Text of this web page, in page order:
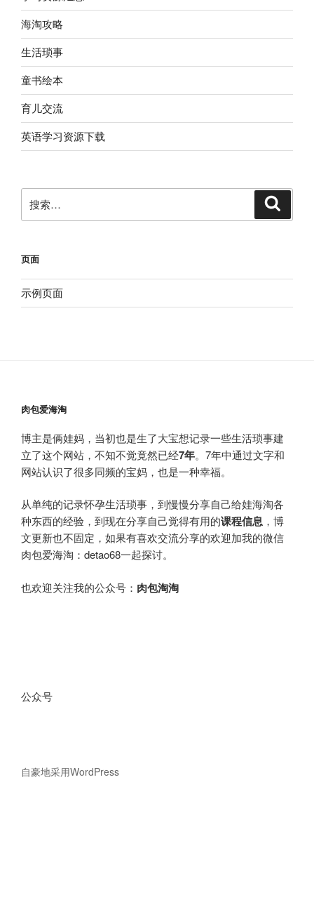
海淘攻略
生活琐事
童书绘本
育儿交流
英语学习资源下载
索：
页面
示例页面
肉包爱海淘
博主是俩娃妈，当初也是生了大宝想记录一些生活琐事建
立了这个网站，不知不觉竟然已经7年。7年中通过文字和
网站认识了很多同频的宝妈，也是一种幸福。
从单纯的记录怀孕生活琐事，到慢慢分享自己给娃海淘各
种东西的经验，到现在分享自己觉得有用的课程信息 ，博
文更新也不固定，如果有喜欢交流分享的欢迎加我的微信
肉包爱海淘：detao68一起探讨。
也欢迎关注我的公众号： 肉包淘淘
公众号
自豪地采用WordPress